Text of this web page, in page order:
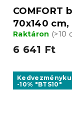
COMFORT
70x140 cm,
Raktáron (>10
6 641 Ft
-10% "BTS10"